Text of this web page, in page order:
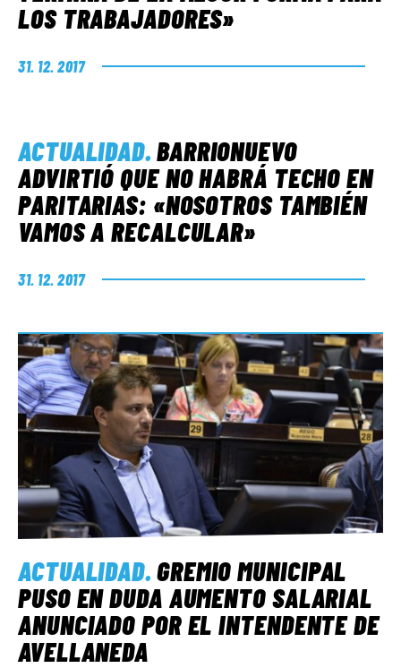
LOS TRABAJADORES»
31. 12. 2017
ACTUALIDAD.BARRIONUEVO
ADVIRTIÓ QUE NO HABRÁ TECHO EN
PARITARIAS: «NOSOTROS TAMBIÉN
VAMOS A RECALCULAR»
31. 12. 2017
ACTUALIDAD.GREMIO MUNICIPAL
PUSO EN DUDA AUMENTO SALARIAL
ANUNCIADO POR EL INTENDENTE DE
AVELLANEDA